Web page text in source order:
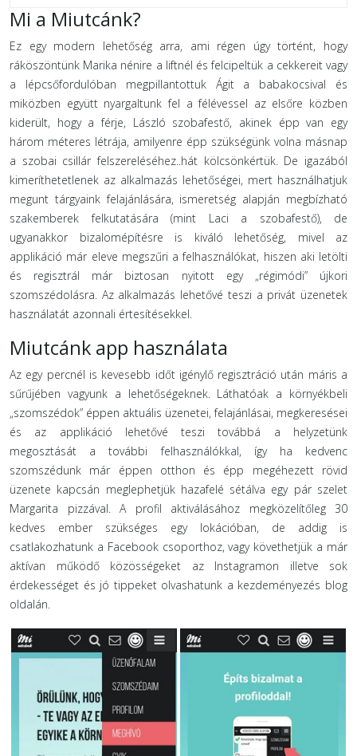
Mi a Miutcánk?
Ez egy modern lehetőség arra, ami régen úgy történt, hogy
ráköszöntünk Marika nénire a liftnél és felcipeltük a cekkereit vagy
a lépcsőfordulóban megpillantottuk Ágit a babakocsival és
miközben együtt nyargaltunk fel a félévessel az elsőre közben
kiderült, hogy a férje, László szobafestő, akinek épp van egy
három méteres létrája, amilyenre épp szükségünk volna másnap
a szobai csillár felszereléséhez..hát kölcsönkértük. De igazából
kimeríthetetlenek az alkalmazás lehetőségei, mert használhatjuk
megunt tárgyaink felajánlására, ismeretség alapján megbízható
szakemberek felkutatására (mint Laci a szobafestő), de
ugyanakkor bizalomépítésre is kiváló lehetőség, mivel az
applikáció már eleve megszűri a felhasználókat, hiszen aki letölti
és regisztrál már biztosan nyitott egy „régimódi” újkori
szomszédolásra. Az alkalmazás lehetővé teszi a privát üzenetek
használatát azonnali értesítésekkel.
Miutcánk app használata
Az egy percnél is kevesebb időt igénylő regisztráció után máris a
sűrűjében vagyunk a lehetőségeknek. Láthatóak a környékbeli
„szomszédok” éppen aktuális üzenetei, felajánlásai, megkeresései
és az applikáció lehetővé teszi továbbá a helyzetünk
megosztását a további felhasználókkal, így ha kedvenc
szomszédunk már éppen otthon és épp megéhezett rövid
üzenete kapcsán meglephetjük hazafelé sétálva egy pár szelet
Margarita pizzával. A profil aktiválásához megközelítőleg 30
kedves ember szükséges egy lokációban, de addig is
csatlakozhatunk a Facebook csoporthoz, vagy követhetjük a már
aktívan működő közösségeket az Instagramon illetve sok
érdekességet és jó tippeket olvashatunk a kezdeményezés blog
oldalán.